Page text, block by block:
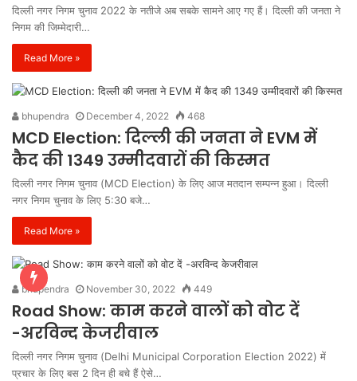
दिल्ली नगर निगम चुनाव 2022 के नतीजे अब सबके सामने आए गए हैं। दिल्ली की जनता ने
निगम की जिम्मेदारी…
Read More »
bhupendra December 4, 2022 468
MCD Election: दिल्ली की जनता ने EVM में
कैद की 1349 उम्मीदवारों की किस्मत
दिल्ली नगर निगम चुनाव (MCD Election) के लिए आज मतदान सम्पन्न हुआ। दिल्ली
नगर निगम चुनाव के लिए 5:30 बजे…
Read More »
bhupendra November 30, 2022 449
Road Show: काम करने वालों को वोट दें
-अरविन्द केजरीवाल
दिल्ली नगर निगम चुनाव (Delhi Municipal Corporation Election 2022) में
प्रचार के लिए बस 2 दिन ही बचे हैं ऐसे…